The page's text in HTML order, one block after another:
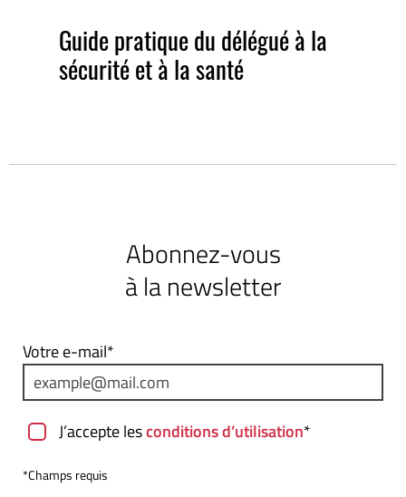
Guide pratique du délégué à la
sécurité et à la santé
Abonnez-vous
à la newsletter
Votre e-mail*
J’accepte lesconditions d’utilisation*
*Champs requis